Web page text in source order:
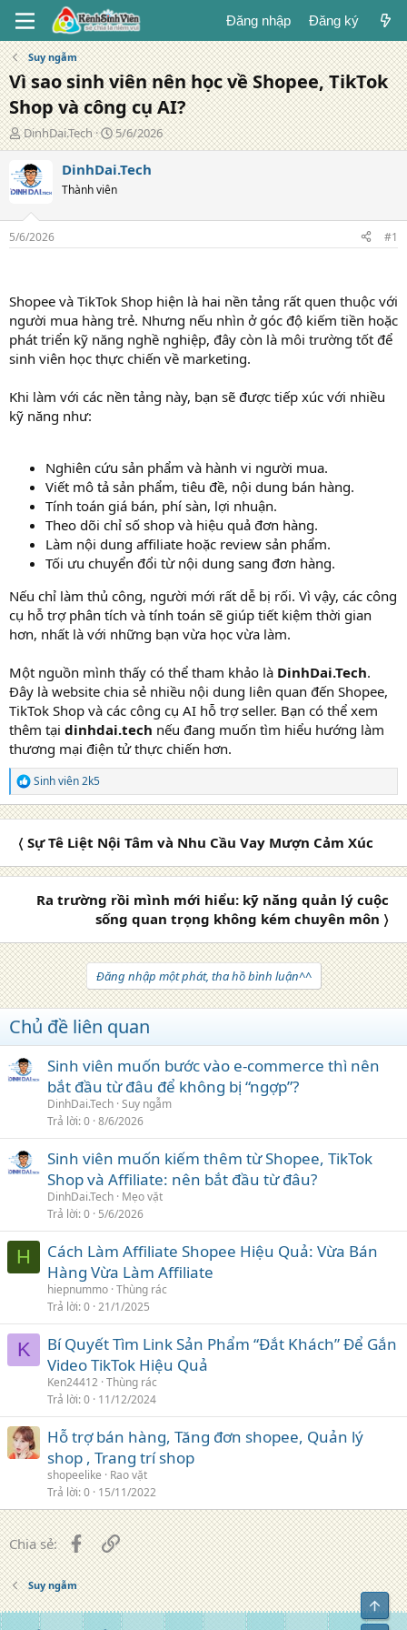
Đăng nhập Đăng ký
Suy ngẫm
Vì sao sinh viên nên học về Shopee, TikTok
Shop và công cụ AI?
T
á
c
g
i
ả
DinhDai.Tech
N
g
à
đ
g
5/6/2026
DinhDai.Tech
Thành viên
5/6/2026 #1
Shopee và TikTok Shop hiện là hai nền tảng rất quen thuộc với
người mua hàng trẻ. Nhưng nếu nhìn ở góc độ kiếm tiền hoặc
phát triển kỹ năng nghề nghiệp, đây còn là môi trường tốt để
sinh viên học thực chiến về marketing.
Khi làm với các nền tảng này, bạn sẽ được tiếp xúc với nhiều
kỹ năng như:
Nghiên cứu sản phẩm và hành vi người mua.
Viết mô tả sản phẩm, tiêu đề, nội dung bán hàng.
Tính toán giá bán, phí sàn, lợi nhuận.
Theo dõi chỉ số shop và hiệu quả đơn hàng.
Làm nội dung affiliate hoặc review sản phẩm.
Tối ưu chuyển đổi từ nội dung sang đơn hàng.
Nếu chỉ làm thủ công, người mới rất dễ bị rối. Vì vậy, các công
cụ hỗ trợ phân tích và tính toán sẽ giúp tiết kiệm thời gian
hơn, nhất là với những bạn vừa học vừa làm.
Một nguồn mình thấy có thể tham khảo là DinhDai.Tech.
Đây là website chia sẻ nhiều nội dung liên quan đến Shopee,
TikTok Shop và các công cụ AI hỗ trợ seller. Bạn có thể xem
thêm tại dinhdai.tech nếu đang muốn tìm hiểu hướng làm
thương mại điện tử thực chiến hơn.
R
e
a
o
Sinh viên 2k5
〈 Sự Tê Liệt Nội Tâm và Nhu Cầu Vay Mượn Cảm Xúc
Ra trường rồi mình mới hiểu: kỹ năng quản lý cuộc
sống quan trọng không kém chuyên môn 〉
Đăng nhập một phát, tha hồ bình luận^^
Chủ đề liên quan
Sinh viên muốn bước vào e-commerce thì nên
bắt đầu từ đâu để không bị “ngợp”?
DinhDai.Tech Suy ngẫm
Trả lời 0 8/6/2026
Sinh viên muốn kiếm thêm từ Shopee, TikTok
Shop và Affiliate: nên bắt đầu từ đâu?
DinhDai.Tech Mẹo vặt
Trả lời 0 5/6/2026
H
Cách Làm Affiliate Shopee Hiệu Quả: Vừa Bán
Hàng Vừa Làm Affiliate
hiepnummo Thùng rác
Trả lời 0 21/1/2025
K
Bí Quyết Tìm Link Sản Phẩm “Đắt Khách” Để Gắn
Video TikTok Hiệu Quả
Ken24412 Thùng rác
Trả lời 0 11/12/2024
Hỗ trợ bán hàng, Tăng đơn shopee, Quản lý
shop , Trang trí shop
shopeelike
Rao vặt
Trả lời 0 15/11/2022
Chia sẻ: FacebookLiên kết
Suy ngẫm
Top